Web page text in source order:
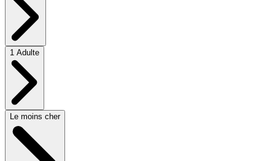
1 Adulte
Le moins cher